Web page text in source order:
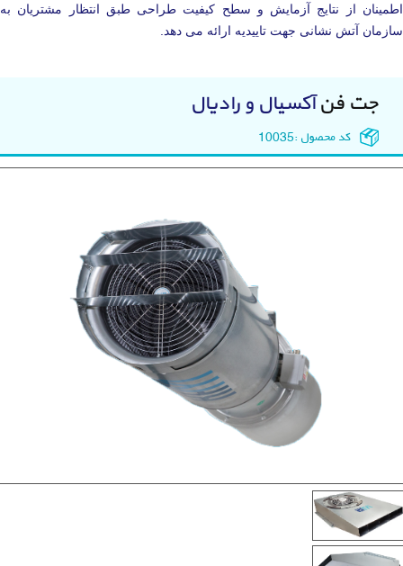
اطمینان از نتایج آزمایش و سطح کیفیت طراحی طبق انتظار مشتریان به
سازمان آتش نشانی جهت تاییدیه ارائه می دهد.
جت فنآکسیال و رادیال
کد محصول :10035